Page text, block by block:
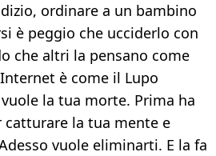
ordinare a un bambino
è peggio che ucciderlo con
che altri la pensano come
è come il Lupo
la tua morte. Prima ha
la tua mente e
vuole eliminarti. E la fa